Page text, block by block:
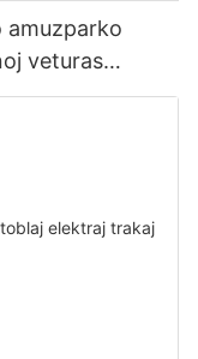
amuzparko
veturas